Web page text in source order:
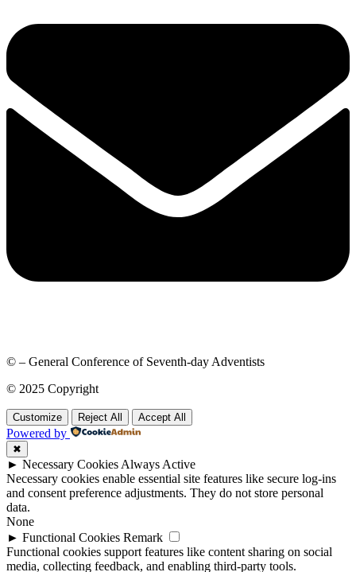
© – General Conference of Seventh-day Adventists
© 2025 Copyright
Customize Reject All Accept All
Powered by
✖
► Necessary Cookies Always Active
Necessary cookies enable essential site features like secure log-ins
and consent preference adjustments. They do not store personal
data.
None
► Functional Cookies Remark
Functional cookies support features like content sharing on social
media, collecting feedback, and enabling third-party tools.